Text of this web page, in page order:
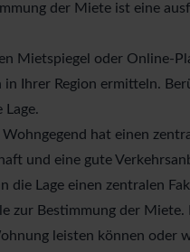
der Miete ist eine
Mietspiegel oder Online-
in Ihrer Region ermitteln.
Lage.
hat einen
und eine gute
die Lage einen zentralen
zur Bestimmung der
leisten können